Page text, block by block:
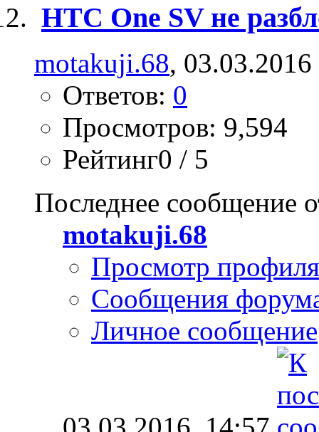
HTC One SV не
motakuji.68,
Ответов: 0
Просмотров: 9,594
Рейтинг0 / 5
Последнее сообщение
motakuji.68
Просмотр профиля
Сообщения
Личное сообщение